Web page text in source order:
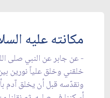
مكانته عليه
- عن جابر عن النبي صلى
خلقني وخلق علياً نورين
ونقدّسه قبل أن يخلق آدم